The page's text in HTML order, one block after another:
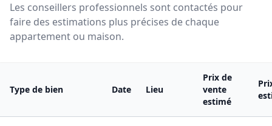
Les conseillers professionnels sont contactés pour
faire des estimations plus précises de chaque
appartement ou maison.
Type de bien Date Lieu
Prix de
vente
estimé